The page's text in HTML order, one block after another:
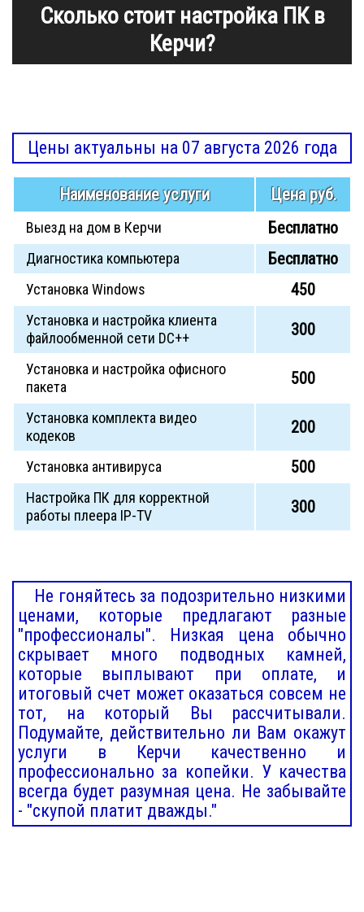
Сколько стоит настройка ПК в
Керчи?
Цены актуальны на 07 августа 2026 года
Наименование услуги Цена руб.
Выезд на дом в Керчи Бесплатно
Диагностика компьютера Бесплатно
Установка Windows 450
Установка и настройка клиента
файлообменной сети DC++
300
Установка и настройка офисного
пакета
500
Установка комплекта видео
кодеков
200
Установка антивируса 500
Настройка ПК для корректной
работы плеера IP-TV
300
Не гоняйтесь за подозрительно низкими
ценами, которые предлагают разные
"профессионалы". Низкая цена обычно
скрывает много подводных камней,
которые выплывают при оплате, и
итоговый счет может оказаться совсем не
тот, на который Вы рассчитывали.
Подумайте, действительно ли Вам окажут
услуги в Керчи качественно и
профессионально за копейки. У качества
всегда будет разумная цена. Не забывайте
- "скупой платит дважды."